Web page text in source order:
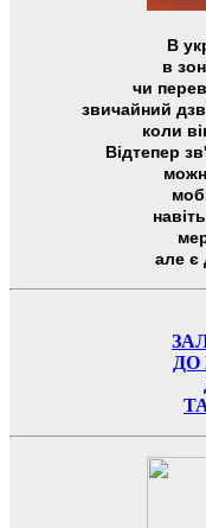
В
в
чи
звичайний
коли
Відтепер
але є
ДО